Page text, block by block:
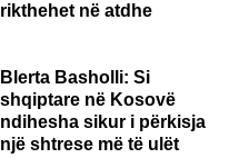
rikthehet në atdhe
Blerta Basholli: Si
shqiptare në Kosovë
ndihesha sikur i përkisja
një shtrese më të ulët